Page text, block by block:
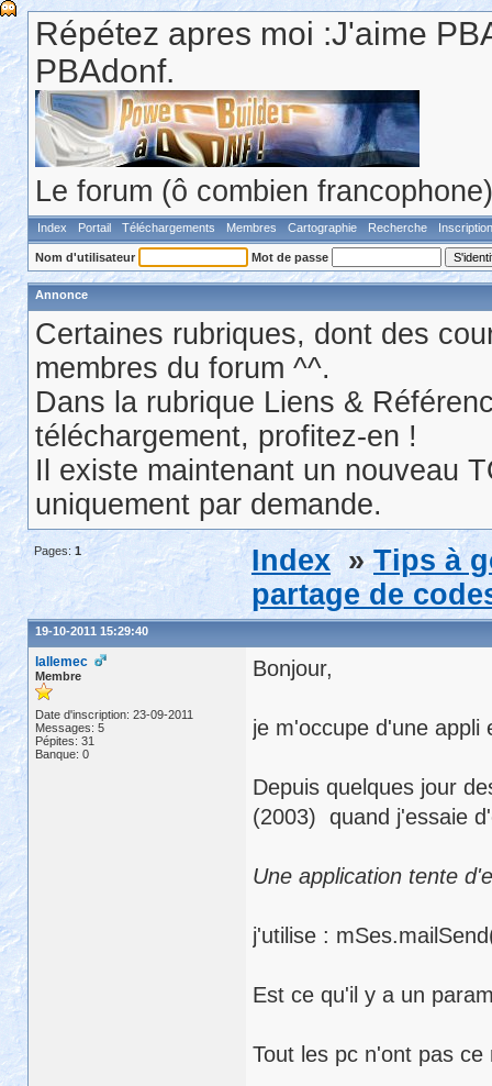
Répétez apres moi :J'aime
PBAdonf.
Le forum (ô combien
Index Portail Téléchargements Membres Cartographie Recherche Inscription
Nom d'utilisateur Mot de passe
Annonce
Certaines rubriques, dont des
membres du forum ^^.
Dans la rubrique Liens &
téléchargement, profitez-en !
Il existe maintenant un nouveau
uniquement par demande.
Pages: 1 Index »Tips à
partage de
19-10-2011 15:29:40
lallemec
Membre
Date d'inscription: 23-09-2011
Messages: 5
Pépites: 31
Banque: 0
Bonjour,
je m'occupe d'une appli
Depuis quelques jour
(2003) quand j'essaie
Une application tente
j'utilise :
Est ce qu'il y a un
Tout les pc n'ont pas ce